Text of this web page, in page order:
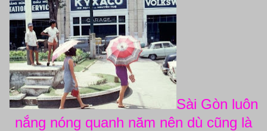
Sài Gòn luôn
nắng nóng quanh năm nên dù cũng là